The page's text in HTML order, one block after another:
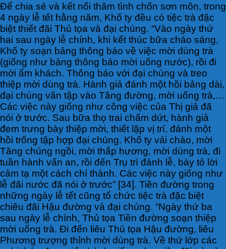
Để chia sẻ và kết nối thâm tình chốn sơn môn, trong
4 ngày lễ tết hằng năm, Khố ty đều có tiệc trà đặc
biệt thiết đãi Thủ tọa và đại chúng. “Vào ngày thứ
hai sau ngày lễ chính, khi kết thúc bữa cháo sáng,
Khố ty soạn bảng thông báo về việc mời dùng trà
(giống như bảng thông báo mời uống nước), rồi đi
mời ẩm khách. Thông báo với đại chúng và treo
thiệp mời dùng trà. Hành giả đánh một hồi bảng dài,
đại chúng vân tập vào Tăng đường, mời uống trà,…
Các việc này giống như công việc của Thị giả đã
nói ở trước. Sau bữa thọ trai chấm dứt, hành giả
đem trưng bày thiệp mời, thiết lập vị trí, đánh một
hồi trống tập hợp đại chúng. Khố ty vái chào, mời
Tăng chúng ngồi, mời thắp hương, mời dùng trà, đi
tuần hành vấn an, rồi đến Trụ trì đảnh lễ, bày tỏ lời
cảm tạ một cách chí thành. Các việc này giống như
lễ đãi nước đã nói ở trước” [34]. Tiền đường trong
những ngày lễ tết cũng tổ chức tiệc trà đặc biệt
chiêu đãi Hậu đường và đại chúng. “Ngày thứ ba
sau ngày lễ chính, Thủ tọa Tiền đường soạn thiệp
mời uống trà. Đi đến liêu Thủ tọa Hậu đường, liêu
Phương trượng thỉnh mời dùng trà. Về thứ lớp các